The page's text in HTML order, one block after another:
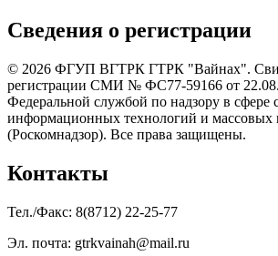
Сведения о регистрации
© 2026 ФГУП ВГТРК ГТРК "Вайнах".
регистрации СМИ № ФС77-59166 от
Федеральной службой по надзору в сфере
информационных технологий и массовых
(Роскомнадзор). Все права защищены.
Контакты
Тел./Факс: 8(8712) 22-25-77
Эл. почта: gtrkvainah@mail.ru